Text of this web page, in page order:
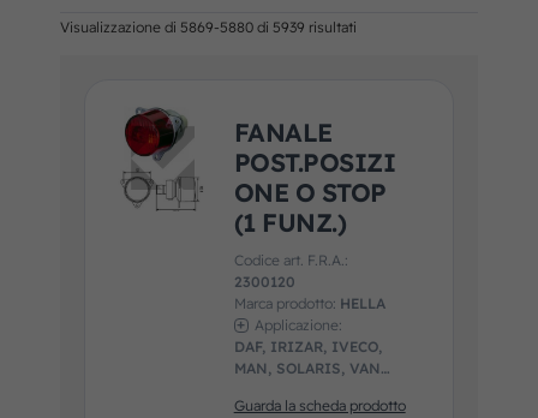
Visualizzazione di 5869-5880 di 5939 risultati
FANALE
POST.POSIZI
ONE O STOP
(1 FUNZ.)
Codice art. F.R.A.:
2300120
Marca prodotto: HELLA
Applicazione:
DAF, IRIZAR, IVECO,
MAN, SOLARIS, VAN
Guarda la scheda prodotto